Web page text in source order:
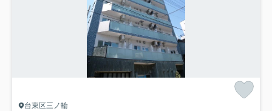
台東区三ノ輪